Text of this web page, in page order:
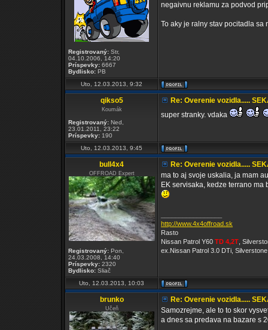
Registrovaný: Str,
04.10.2006, 14:20
Príspevky: 6667
Bydlisko: PB
negaivnu reklamu za podvod
To aky je ralny stav pocitadla sa
Uto, 12.03.2013, 9:32
qikso5
Koumák
Registrovaný: Ned,
23.01.2011, 23:22
Príspevky: 190
Re: Overenie vozidla.....
super stranky. vdaka
Uto, 12.03.2013, 9:45
bull4x4
OFFROAD Expert
Registrovaný: Pon,
24.03.2008, 14:40
Príspevky: 2320
Bydlisko: Sliač
Re: Overenie vozidla.....
ma to aj svoje uskalia, ja mam
EK servisaka, kedze terrano
http://www.4x4offroad.sk
Rasto
Nissan Patrol Y60 TD 4,2T ,
ex.Nissan Patrol 3.0 DTi,
Uto, 12.03.2013, 10:03
brunko
Učeň
Re: Overenie vozidla.....
Samozrejme, ale to to skor
a dnes sa predava na bazare s